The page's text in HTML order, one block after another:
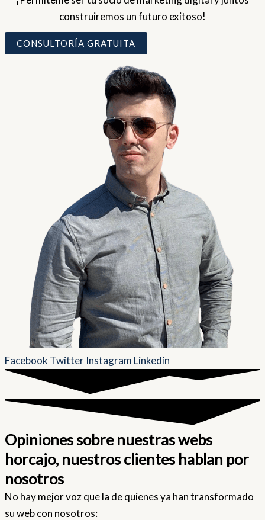
construiremos un futuro exitoso!
CONSULTORÍA GRATUITA
Facebook Twitter Instagram Linkedin
Opiniones sobre nuestras webs
horcajo, nuestros clientes hablan por
nosotros
No hay mejor voz que la de quienes ya han transformado
su web con nosotros: